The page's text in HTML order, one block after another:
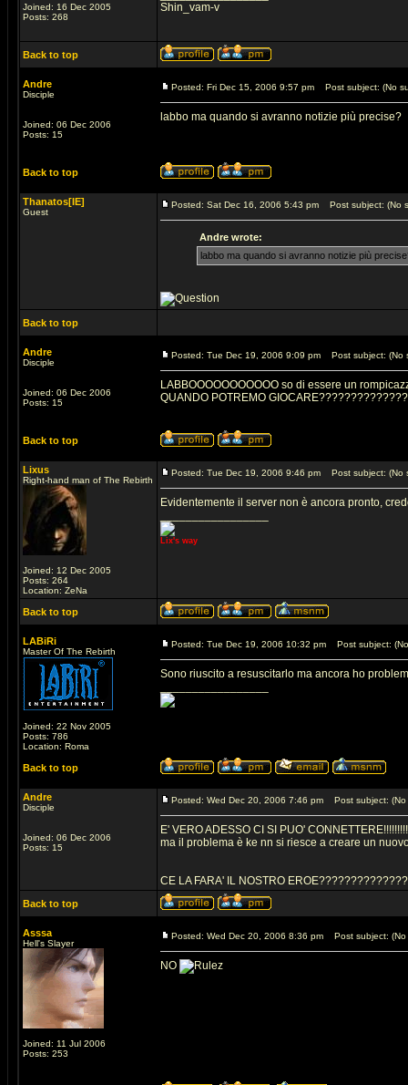
Joined: 16 Dec 2005
Posts: 268
Shin_vam-v
Back to top
Andre
Disciple
Joined: 06 Dec 2006
Posts: 15
Posted: Fri Dec 15, 2006 9:57 pm Post subject: (No
labbo ma quando si avranno notizie più precise?
Back to top
Thanatos[IE]
Guest
Posted: Sat Dec 16, 2006 5:43 pm Post subject: (No
Andre wrote:
labbo ma quando si avranno notizie più
Back to top
Andre
Disciple
Joined: 06 Dec 2006
Posts: 15
Posted: Tue Dec 19, 2006 9:09 pm Post subject: (No
LABBOOOOOOOOOOO so di essere un
QUANDO POTREMO
Back to top
Lixus
Right-hand man of The Rebirth
Joined: 12 Dec 2005
Posts: 264
Location: ZeNa
Posted: Tue Dec 19, 2006 9:46 pm Post subject: (No
Evidentemente il server non è ancora pronto,
Lix's way
Back to top
LABiRi
Master Of The Rebirth
Joined: 22 Nov 2005
Posts: 786
Location: Roma
Posted: Tue Dec 19, 2006 10:32 pm Post subject:
Sono riuscito a resuscitarlo ma ancora ho
Back to top
Andre
Disciple
Joined: 06 Dec 2006
Posts: 15
Posted: Wed Dec 20, 2006 7:46 pm Post subject: (No
E' VERO ADESSO CI SI PUO'
ma il problema è ke nn si riesce a creare un
CE LA FARA' IL NOSTRO
Back to top
Asssa
Hell's Slayer
Joined: 11 Jul 2006
Posts: 253
Posted: Wed Dec 20, 2006 8:36 pm Post subject: (No
NO